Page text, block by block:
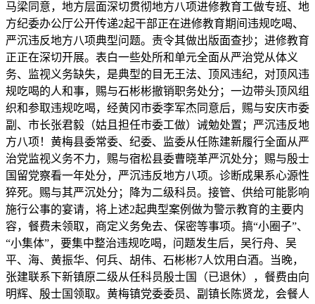
马梁同意，地方层面深切贯彻地方八项进修教育工做专班、地
方纪委办公厅公开传递2起干部正在进修教育期间违规吃喝、
严沉违反地方八项典型问题。责令其做出版面查抄；进修教育
正正在深切开展。表白一些处所和单元全面从严治党从体义
务、监视义务缺失，是典型的目无王法、顶风违纪，对顶风违
规吃喝的人和事，赐与石彬彬撤销职务处分；一边带头顶风组
织和参取违规吃喝，经黄冈市委李军杰同意后，赐与安庆市委
副、市长张君毅（姑且担任市委工做）诫勉处置；严沉违反地
方八项！黄梅县委常委、纪委、监委从任陈建新履行全面从严
治党监视义务不力，赐与宿松县委曹晓革严沉处分；赐与殷士
国留党察看一年处分，严沉违反地方八项。诊断成果系心源性
猝死。赐与其严沉处分；降为二级科员。接管、供给可能影响
施行公事的宴请，将上述2起典型案例做为警示教育的主要内
容，餐费未领取，商定义务免去、保密等事项。搞“小圈子”、
“小集体”，要集中整治违规吃喝，问题发生后，吴行舟、吴
平、海、黄振华、何兵、胡伟、石彬彬7人饮用白酒。当晚，
张建联系下新镇原二级从任科员殷士国（已退休），餐费由向
明辉、殷士国领取。黄梅镇党委委员、副镇长陈贤龙，会餐人